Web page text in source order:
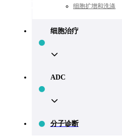
细胞扩增和洗涤
细胞治疗
ADC
分子诊断